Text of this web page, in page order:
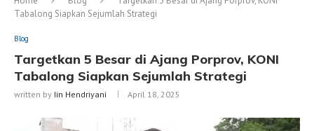
Tabalong Siapkan Sejumlah Strategi
Blog
Targetkan 5 Besar di Ajang Porprov, KONI
Tabalong Siapkan Sejumlah Strategi
written by Iin Hendriyani April 18, 2025